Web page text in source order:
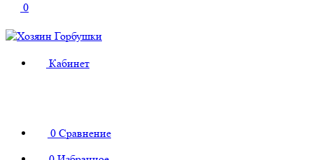
0
Кабинет
0 Сравнение